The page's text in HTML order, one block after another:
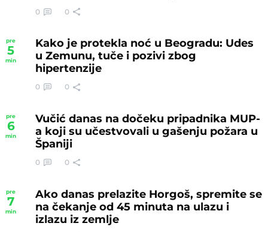
0 0
pre
5
min
Kako je protekla noć u Beogradu: Udes
u Zemunu, tuče i pozivi zbog
hipertenzije
0 0
pre
6
min
Vučić danas na dočeku pripadnika MUP-
a koji su učestvovali u gašenju požara u
Španiji
0 0
pre
7
min
Ako danas prelazite Horgoš, spremite se
na čekanje od 45 minuta na ulazu i
izlazu iz zemlje